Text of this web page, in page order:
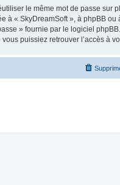
le même mot de passe sur
à « SkyDreamSoft », à phpBB ou
» fournie par le logiciel
puissiez retrouver l’accès à